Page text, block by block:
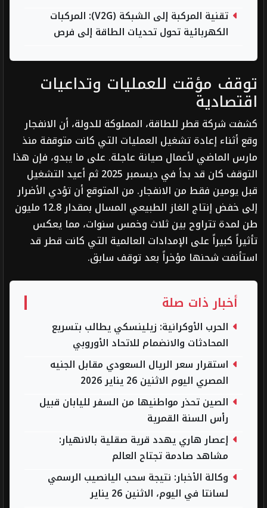
تقنية المركبة إلى الشبكة (V2G): المركبات
الكهربائية تحول تحديات الطاقة إلى فرص
توقف مؤقت للعمليات وتداعيات
اقتصادية
كشفت شركة قطر للطاقة، المملوكة للدولة، أن الانفجار
وقع أثناء إعادة تشغيل العمليات التي كانت متوقفة منذ
مارس الماضي لأعمال صيانة عاجلة. على ما يبدو، فإن هذا
التوقف كان قد بدأ في ديسمبر 2025 ثم أعيد التشغيل
قبل يومين فقط من الانفجار. من المتوقع أن تؤدي الأضرار
إلى خفض إنتاج الغاز الطبيعي المسال بمقدار 12.8 مليون
طن لمدة تتراوح بين ثلاث وخمس سنوات، مما يعكس
تأثيراً كبيراً على الإمدادات العالمية التي كانت قطر قد
استأنفت شحنها مؤخراً بعد توقف سابق.
أخبار ذات صلة
الحرب الأوكرانية: زيلينسكي يطالب بتسريع
المحادثات والانضمام للاتحاد الأوروبي
استقرار سعر الريال السعودي مقابل الجنيه
المصري اليوم الاثنين 26 يناير 2026
الصين تحذر مواطنيها من السفر لليابان قبيل
رأس السنة القمرية
إعصار هاري يهدد قرية صقلية بالانهيار:
مشاهد صادمة تجتاح العالم
وكالة الأخبار: نتيجة سحب اليانصيب الرسمي
لسانتا في اليوم، الاثنين 26 يناير